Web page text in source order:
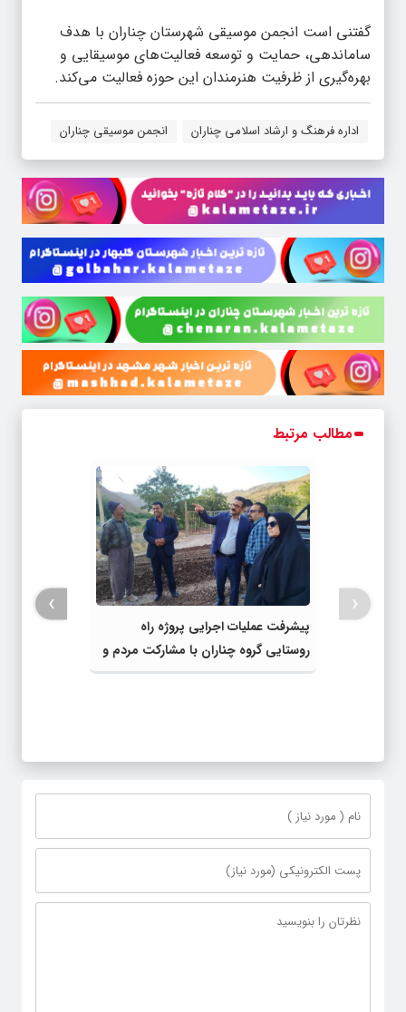
گفتنی است انجمن موسیقی شهرستان چناران با هدف
ساماندهی، حمایت و توسعه فعالیت‌های موسیقایی و
بهره‌گیری از ظرفیت هنرمندان این حوزه فعالیت می‌کند.
اداره فرهنگ و ارشاد اسلامی چناران انجمن موسیقی چناران
مطالب مرتبط
پیشرفت عملیات اجرایی پروژه راه
روستایی گروه چناران با مشارکت مردم و
اعتبارات دولتی
‹
›